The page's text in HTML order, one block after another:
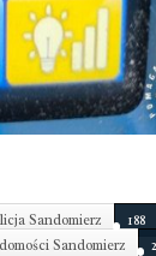
Sandomierz
188
Sandomierz